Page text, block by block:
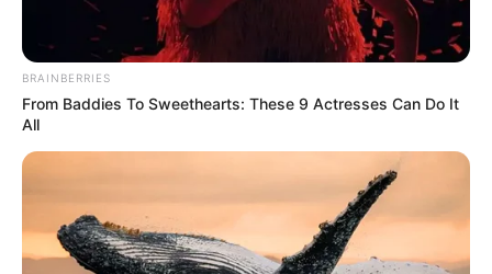
TEMAS RELACIONADOS
CLAN DEL GOLFO CAPTURAS
CABECILLA
MANTÉNGASE EN ALERTA
BRAINBERRIES
From Baddies To Sweethearts: These 9 Actresses Can Do It
All